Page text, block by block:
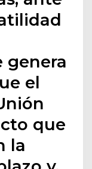
genera
el
que
la